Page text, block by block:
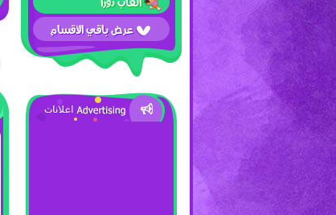
عرض باقي الأقسام